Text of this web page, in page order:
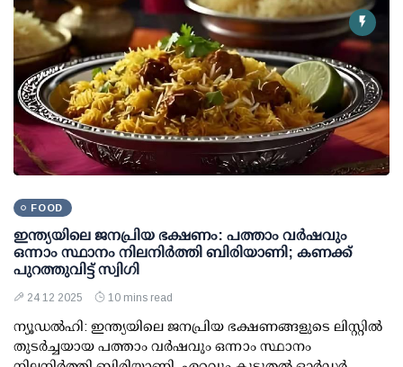
FOOD
ഇന്ത്യയിലെ ജനപ്രിയ ഭക്ഷണം: പത്താം വര്‍ഷവും
ഒന്നാം സ്ഥാനം നിലനിര്‍ത്തി ബിരിയാണി; കണക്ക്
പുറത്തുവിട്ട് സ്വിഗി
24 12 2025 10 mins read
ന്യൂഡല്‍ഹി: ഇന്ത്യയിലെ ജനപ്രിയ ഭക്ഷണങ്ങളുടെ ലിസ്റ്റില്‍
തുടര്‍ച്ചയായ പത്താം വര്‍ഷവും ഒന്നാം സ്ഥാനം